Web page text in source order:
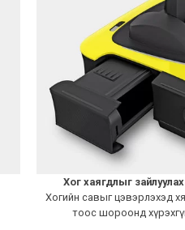
Хог хаягдлыг
Хогийн савыг цэвэрлэхэд
тоос шороонд